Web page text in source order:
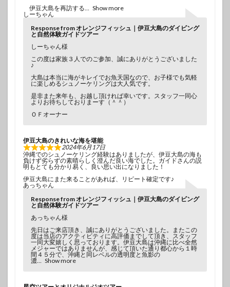
伊豆大島を再訪する
Show more
しーちゃん
Response from オレンジフィッシュ｜伊豆大島のダイビング
と自然体験ガイドツアー
しーちゃん様
この度は家族３人でのご参加、誠にありがとうございました
♪
大島は本当に海がキレイでお魚天国なので、お子様でも気軽
に楽しめるシュノーケリングは大人気です。
是非また来年も、お越し頂ければ幸いです。スタッフ一同心
よりお待ちしておりまーす（＾＾）
ＯＦオーナー
伊豆大島のきれいな海を堪能
2024年6月17日
沖縄でのシュノーケリング経験はありましたが、伊豆大島の海も
負けず劣らずの素晴らしく澄んだ良い海でした。ガイドさんの説
明もとても分かり易く、良い思い出になりました！
伊豆大島にまた来ることがあれば、リピート確定です♪
あっちゃん
Response from オレンジフィッシュ｜伊豆大島のダイビング
と自然体験ガイドツアー
あっちゃん様
先日はご来店頂き、誠にありがとうございました。またこの
度は当店のアクティビティに高評価までして頂き、スタッフ
一同大変嬉しく思っております。伊豆大島は沖縄に比べ全然
メジャーではありませんが、感じて頂いた通り都心から１時
間４５分で、沖縄と同レベルの透明度と魚影の
濃
Show more